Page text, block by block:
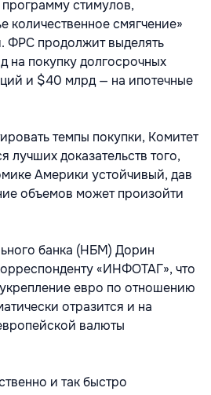
стимулов,
количественное смягчение»
ФРС продолжит выделять
на покупку долгосрочных
и $40 млрд — на ипотечные
темпы покупки, Комитет
доказательств того,
Америки устойчивый, дав
объемов может произойти
банка (НБМ) Дорин
«ИНФОТАГ», что
евро по отношению
отразится и на
валюты
и так быстро